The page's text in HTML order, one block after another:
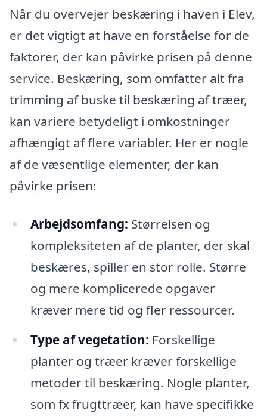
Når du overvejer beskæring i haven i Elev,
er det vigtigt at have en forståelse for de
faktorer, der kan påvirke prisen på denne
service. Beskæring, som omfatter alt fra
trimming af buske til beskæring af træer,
kan variere betydeligt i omkostninger
afhængigt af flere variabler. Her er nogle
af de væsentlige elementer, der kan
påvirke prisen:
Arbejdsomfang: Størrelsen og
kompleksiteten af de planter, der skal
beskæres, spiller en stor rolle. Større
og mere komplicerede opgaver
kræver mere tid og fler ressourcer.
Type af vegetation: Forskellige
planter og træer kræver forskellige
metoder til beskæring. Nogle planter,
som fx frugttræer, kan have specifikke